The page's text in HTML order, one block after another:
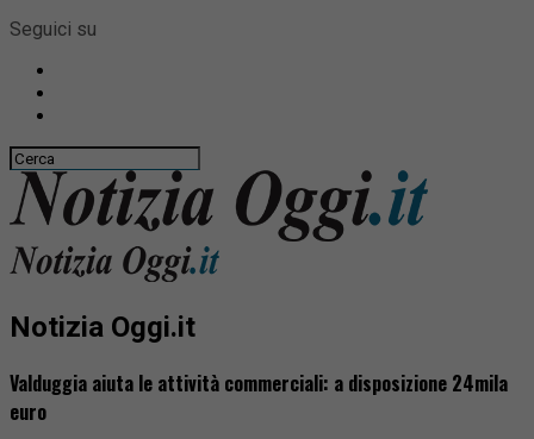
Seguici su
Notizia Oggi.it
Valduggia aiuta le attività commerciali: a disposizione 24mila
euro